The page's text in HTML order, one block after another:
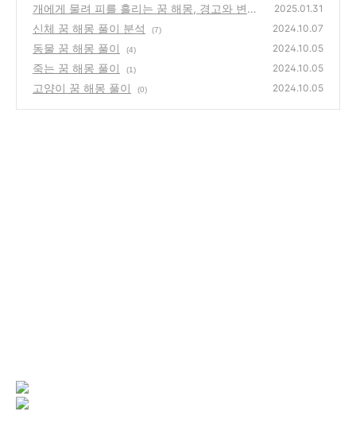
개에게 물려 피를 흘리는 꿈 해몽, 경고와 변화
의 신호
(0)
2025.01.31
신체 꿈 해몽 풀이 분석 (7) 2024.10.07
동물 꿈 해몽 풀이 (4) 2024.10.05
죽는 꿈 해몽 풀이 (1) 2024.10.05
고양이 꿈 해몽 풀이 (0) 2024.10.05